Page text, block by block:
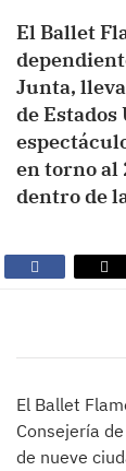
El Ballet
Junta,
de
en torno al
dentro de
El Ballet
Consejería
de nueve